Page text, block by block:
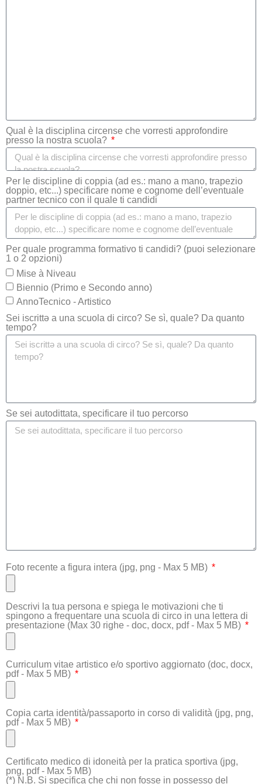
Qual è la disciplina circense che vorresti approfondire
presso la nostra scuola?
Per le discipline di coppia (ad es.: mano a mano, trapezio
doppio, etc...) specificare nome e cognome dell’eventuale
partner tecnico con il quale ti candidi
Per quale programma formativo ti candidi? (puoi selezionare
1 o 2 opzioni)
Mise à Niveau
Biennio (Primo e Secondo anno)
AnnoTecnico - Artistico
Sei iscrittə a una scuola di circo? Se sì, quale? Da quanto
tempo?
Se sei autodittata, specificare il tuo percorso
Foto recente a figura intera (jpg, png - Max 5 MB)
Descrivi la tua persona e spiega le motivazioni che ti
spingono a frequentare una scuola di circo in una lettera di
presentazione (Max 30 righe - doc, docx, pdf - Max 5 MB)
Curriculum vitae artistico e/o sportivo aggiornato (doc, docx,
pdf - Max 5 MB)
Copia carta identità/passaporto in corso di validità (jpg, png,
pdf - Max 5 MB)
Certificato medico di idoneità per la pratica sportiva (jpg,
png, pdf - Max 5 MB)
(*) N.B. Si specifica che chi non fosse in possesso del